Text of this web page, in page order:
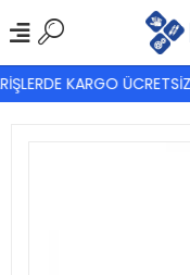
KARGO ÜCRETSİZ